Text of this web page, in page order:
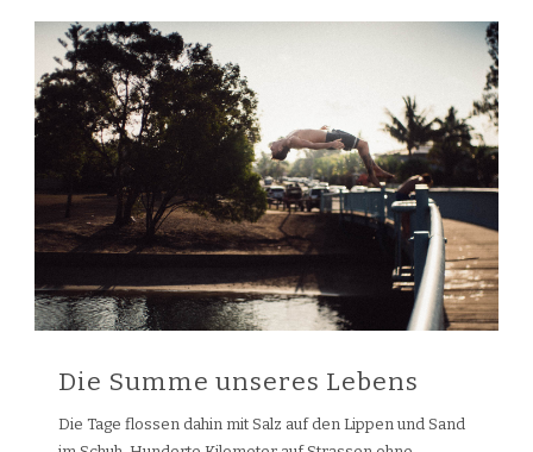
Die Summe unseres Lebens
Die Tage flossen dahin mit Salz auf den Lippen und Sand